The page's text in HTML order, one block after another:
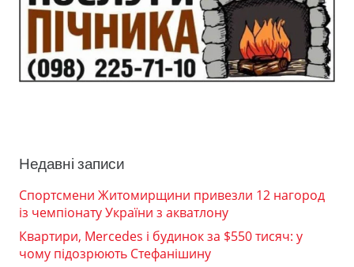
Недавні записи
Спортсмени Житомирщини привезли 12 нагород
із чемпіонату України з акватлону
Квартири, Mercedes і будинок за $550 тисяч: у
чому підозрюють Стефанішину